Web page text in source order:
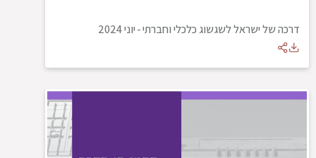
דרכה של ישראל לשגשוג כלכלי וחברתי-יוני 2024